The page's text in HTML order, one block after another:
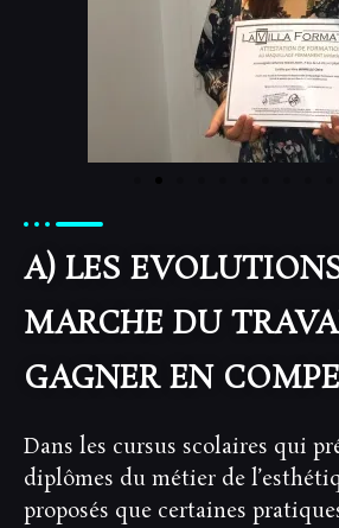
A) LES
MARCHE DU
GAGNER EN
Dans les cursus scolaires qui
diplômes du métier de
proposés que certaines